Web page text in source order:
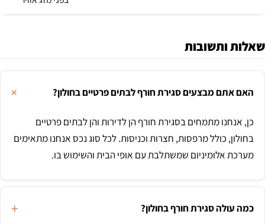
שאלות ותשובות
האם אתם מבצעים סגירת חורף לבתים פרטיים בחולון?
כן, אנחנו מתמחים בסגירת חורף הן לדירות והן לבתים פרטיים
בחולון, כולל מרפסות, חצרות וכניסות. לכל סוג נכס אנחנו מתאימים
מערכת אלומיניום שמשתלבת עם אופי הבית והשימוש בו.
כמה עולה סגירת חורף בחולון?